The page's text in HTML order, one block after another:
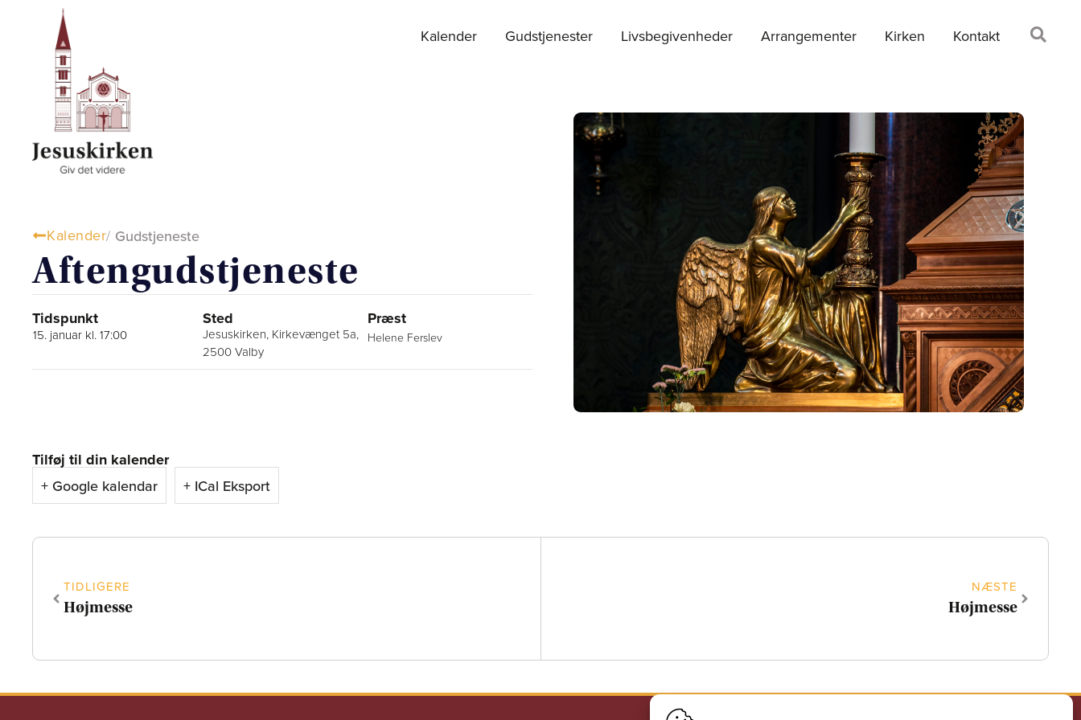
Kalender Gudstjenester Livsbegivenheder Arrangementer Kirken Kontakt
Kalender/ Gudstjeneste
Aftengudstjeneste
Tidspunkt
15. januar kl. 17:00
Sted
Jesuskirken, Kirkevænget 5a,
2500 Valby
Præst
Helene Ferslev
Tilføj til din kalender
+ Google kalendar + ICal Eksport
TIDLIGERE
Højmesse
NÆSTE
Højmesse